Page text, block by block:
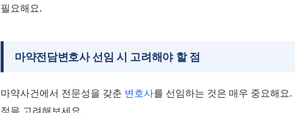
필요해요.
마약전담변호사 선임 시 고려해야 할 점
마약사건에서 전문성을 갖춘 변호사를 선임하는 것은 매우 중요해요